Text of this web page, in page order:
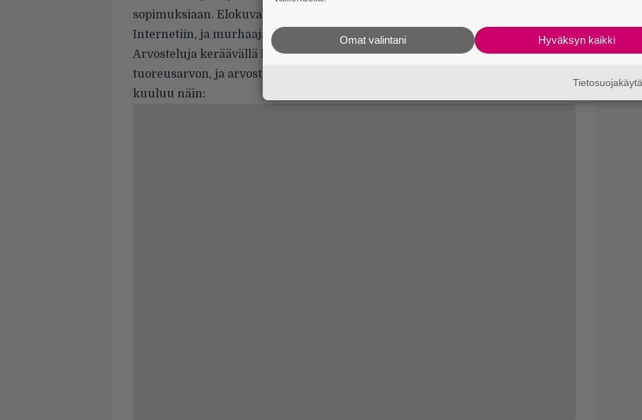
sopimuksiaan. Elokuvasta vuoti kaikista varotoimista huolimatta tietoja
Internetiin, ja murhaajan henkilöllisyys paljastui ennen ensi-iltaa.
Arvosteluja keräävällä Rotten Tomatoes -sivustolla elokuva saa 82 prosentin
tuoreusarvon, ja arvostelujen keskiarvo on 6,9/10. Sivuston kriitikkoyhteenveto
kuuluu näin:
Hyväksyn kaikki
Omat valintani